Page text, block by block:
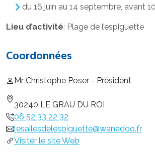
du 16 juin au 14 septembre, avant
Lieu d’activité: Plage de l’espiguette
Coordonnées
Mr Christophe Poser - Président
30240 LE GRAU DU ROI
06 52 33 22 32
lesailesdelespiguette@wanadoo.fr
Visiter le site Web